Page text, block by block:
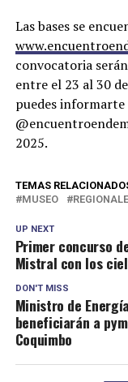
Las bases se
convocatoria
entre el 23 al 30
puedes
2025.
TEMAS
MUSEO
UP NEXT
Primer concurso
Mistral con los
DON'T MISS
Ministro de
beneficiarán a
Coquimbo